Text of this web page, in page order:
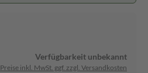
Verfügbarkeit unbekannt
Preise inkl. MwSt. ggf. zzgl. Versandkosten